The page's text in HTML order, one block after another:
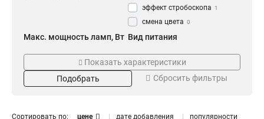
эффект стробоскопа 1
смена цвета 0
Макс. мощность ламп, Вт
35 Вт 0
3
Вид питания
От сети 220 В 9
12 В 1
Показать характеристики
Подобрать
Сбросить фильтры
Сортировать по: цене дате добавления популярности